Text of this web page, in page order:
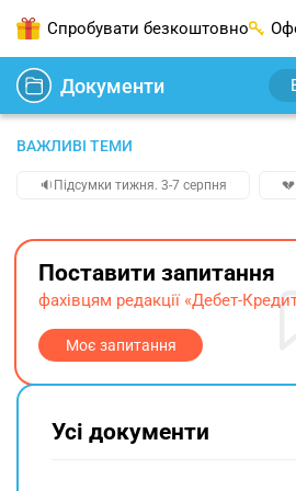
Спробувати безкоштовно
Документи
ВАЖЛИВІ ТЕМИ
🔉Підсумки тижня. 3-7 серпня
Поставити запитання
фахівцям редакції «Дебет-
Моє запитання
Усі документи